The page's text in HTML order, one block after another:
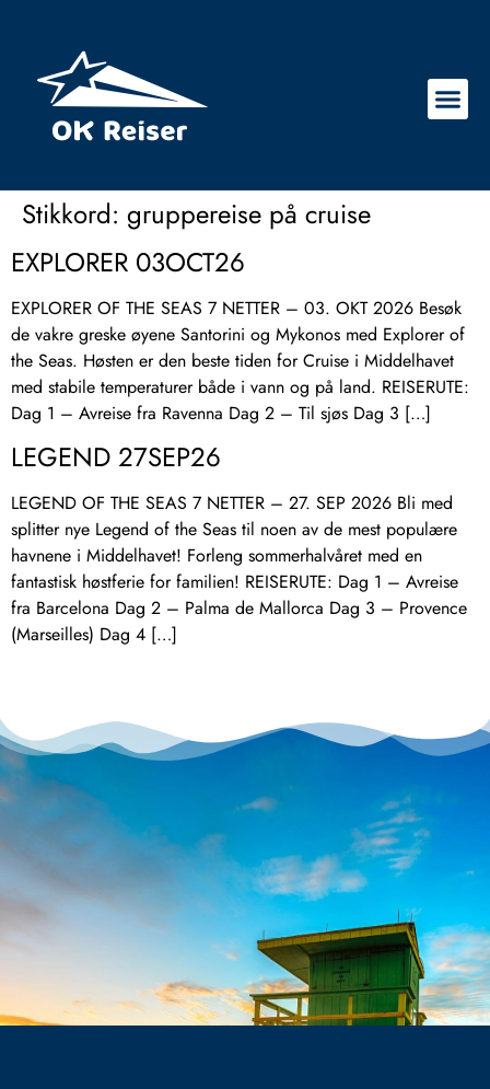
Stikkord: gruppereise på cruise
EXPLORER 03OCT26
EXPLORER OF THE SEAS 7 NETTER – 03. OKT 2026 Besøk
de vakre greske øyene Santorini og Mykonos med Explorer of
the Seas. Høsten er den beste tiden for Cruise i Middelhavet
med stabile temperaturer både i vann og på land. REISERUTE:
Dag 1 – Avreise fra Ravenna Dag 2 – Til sjøs Dag 3 […]
LEGEND 27SEP26
LEGEND OF THE SEAS 7 NETTER – 27. SEP 2026 Bli med
splitter nye Legend of the Seas til noen av de mest populære
havnene i Middelhavet! Forleng sommerhalvåret med en
fantastisk høstferie for familien! REISERUTE: Dag 1 – Avreise
fra Barcelona Dag 2 – Palma de Mallorca Dag 3 – Provence
(Marseilles) Dag 4 […]